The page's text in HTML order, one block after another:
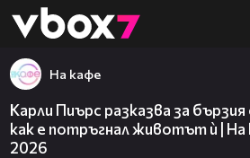
👾
На кафе
Карли Пиърс разказва за бързия
как е потръгнал животът ѝ | На
2026